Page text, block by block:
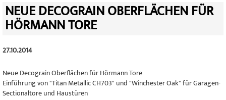
NEUE DECOGRAIN OBERFLÄCHEN FÜR
HÖRMANN TORE
27.10.2014
Neue Decograin Oberflächen für Hörmann Tore
Einführung von "Titan Metallic CH703" und "Winchester Oak" für Garagen-
Sectionaltore und Haustüren